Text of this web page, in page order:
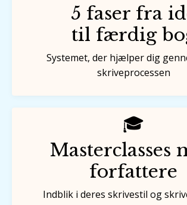
5 faser fra
til færdig
Systemet, der hjælper dig
skriveprocessen
🎓
Masterclasses
forfattere
Indblik i deres skrivestil og